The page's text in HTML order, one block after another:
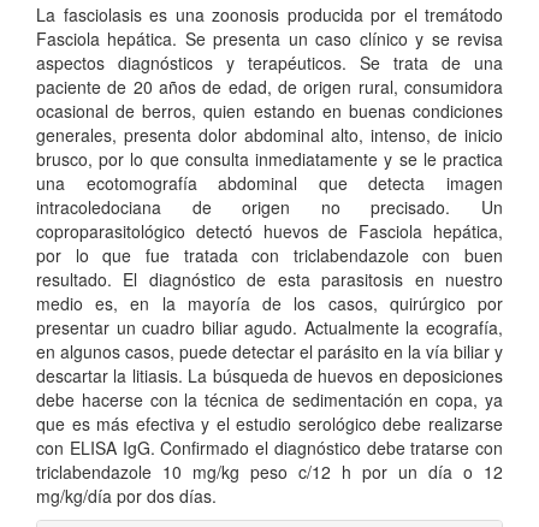
La fasciolasis es una zoonosis producida por el tremátodo
Fasciola hepática. Se presenta un caso clínico y se revisa
aspectos diagnósticos y terapéuticos. Se trata de una
paciente de 20 años de edad, de origen rural, consumidora
ocasional de berros, quien estando en buenas condiciones
generales, presenta dolor abdominal alto, intenso, de inicio
brusco, por lo que consulta inmediatamente y se le practica
una ecotomografía abdominal que detecta imagen
intracoledociana de origen no precisado. Un
coproparasitológico detectó huevos de Fasciola hepática,
por lo que fue tratada con triclabendazole con buen
resultado. El diagnóstico de esta parasitosis en nuestro
medio es, en la mayoría de los casos, quirúrgico por
presentar un cuadro biliar agudo. Actualmente la ecografía,
en algunos casos, puede detectar el parásito en la vía biliar y
descartar la litiasis. La búsqueda de huevos en deposiciones
debe hacerse con la técnica de sedimentación en copa, ya
que es más efectiva y el estudio serológico debe realizarse
con ELISA IgG. Confirmado el diagnóstico debe tratarse con
triclabendazole 10 mg/kg peso c/12 h por un día o 12
mg/kg/día por dos días.